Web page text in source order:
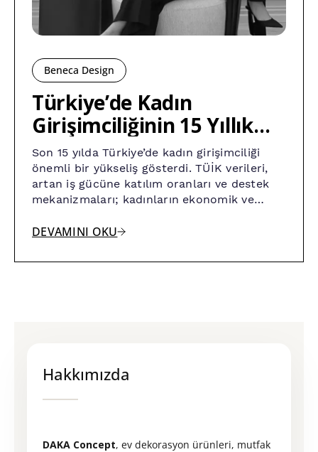
Beneca Design
Türkiye’de Kadın
Girişimciliğinin 15 Yıllık
Yükselişi
Son 15 yılda Türkiye’de kadın girişimciliği
önemli bir yükseliş gösterdi. TÜİK verileri,
artan iş gücüne katılım oranları ve destek
mekanizmaları; kadınların ekonomik ve
Bu yazıda kadın girişimciliğinin gelişimini,
inceliyoruz.
DEVAMINI OKU
Hakkımızda
DAKA Concept, ev dekorasyon ürünleri, mutfak